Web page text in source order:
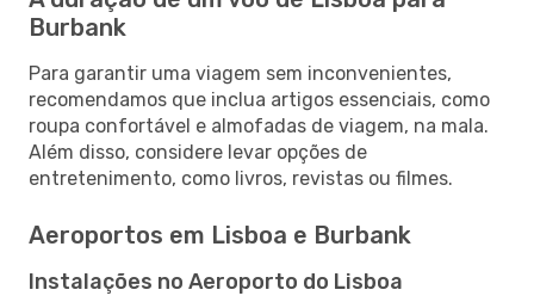
Burbank
Para garantir uma viagem sem inconvenientes,
recomendamos que inclua artigos essenciais, como
roupa confortável e almofadas de viagem, na mala.
Além disso, considere levar opções de
entretenimento, como livros, revistas ou filmes.
Aeroportos em Lisboa e Burbank
Instalações no Aeroporto do Lisboa